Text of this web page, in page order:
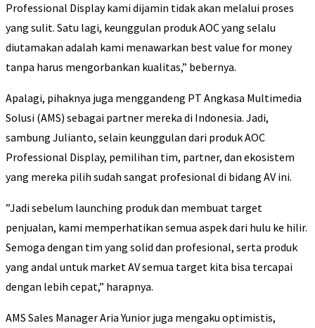
Professional Display kami dijamin tidak akan melalui proses
yang sulit. Satu lagi, keunggulan produk AOC yang selalu
diutamakan adalah kami menawarkan best value for money
tanpa harus mengorbankan kualitas,” bebernya.
Apalagi, pihaknya juga menggandeng PT Angkasa Multimedia
Solusi (AMS) sebagai partner mereka di Indonesia. Jadi,
sambung Julianto, selain keunggulan dari produk AOC
Professional Display, pemilihan tim, partner, dan ekosistem
yang mereka pilih sudah sangat profesional di bidang AV ini.
”Jadi sebelum launching produk dan membuat target
penjualan, kami memperhatikan semua aspek dari hulu ke hilir.
Semoga dengan tim yang solid dan profesional, serta produk
yang andal untuk market AV semua target kita bisa tercapai
dengan lebih cepat,” harapnya.
AMS Sales Manager Aria Yunior juga mengaku optimistis,